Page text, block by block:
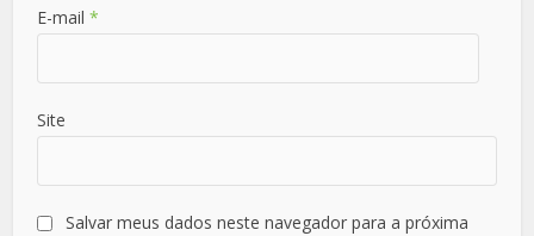
E-mail*
Site
Salvar meus dados neste navegador para a próxima